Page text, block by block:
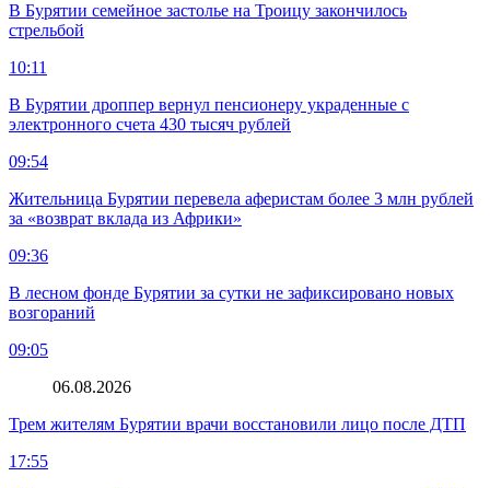
В Бурятии семейное застолье на Троицу закончилось
стрельбой
10:11
В Бурятии дроппер вернул пенсионеру украденные с
электронного счета 430 тысяч рублей
09:54
Жительница Бурятии перевела аферистам более 3 млн рублей
за «возврат вклада из Африки»
09:36
В лесном фонде Бурятии за сутки не зафиксировано новых
возгораний
09:05
06.08.2026
Трем жителям Бурятии врачи восстановили лицо после ДТП
17:55